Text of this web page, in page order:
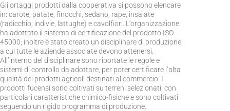
Gli ortaggi prodotti dalla cooperativa si possono elencare
in: carote, patate, finocchi, sedano, rape, insalate
(radicchio, indivie, lattughe) e cavolfiori. L’organizzazione
ha adottato il sistema di certificazione del prodotto ISO
45000; inoltre è stato creato un disciplinare di produzione
a cui tutte le aziende associate devono attenersi.
All’interno del disciplinare sono riportate le regole e i
sistemi di controllo da adottare, per poter certificare l’alta
qualità dei prodotti agricoli destinati al commercio. I
prodotti fucensi sono coltivati su terreni selezionati, con
particolari caratteristiche chimico-fisiche e sono coltivati
seguendo un rigido programma di produzione.